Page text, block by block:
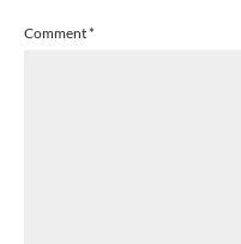
Comment*